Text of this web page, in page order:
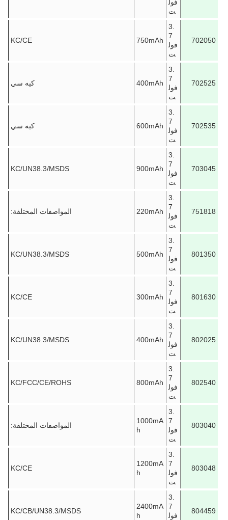
فول
ت
702050
3.
7
فول
ت
750mAh
KC/CE
702525
3.
7
فول
ت
400mAh كيه سي
702535
3.
7
فول
ت
600mAh كيه سي
703045
3.
7
فول
ت
900mAh
KC/UN38.3/MSDS
751818
3.
7
فول
ت
220mAh المواصفات المختلفة:
801350
3.
7
فول
ت
500mAh
KC/UN38.3/MSDS
801630
3.
7
فول
ت
300mAh
KC/CE
802025
3.
7
فول
ت
400mAh
KC/UN38.3/MSDS
802540
3.
7
فول
ت
800mAh
KC/FCC/CE/ROHS
803040
3.
7
فول
ت
1000mA
h
المواصفات المختلفة:
803048
3.
7
فول
ت
1200mA
h
KC/CE
804459
3.
7
فول
2400mA
h
KC/CB/UN38.3/MSDS